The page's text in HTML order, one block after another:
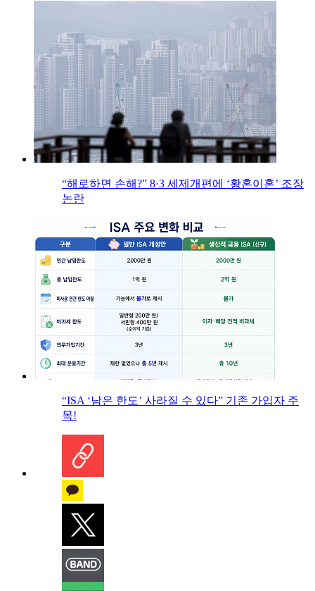
“해로하면 손해?” 8·3 세제개편에 ‘황혼이혼’ 조장
논란
“ISA ‘남은 한도’ 사라질 수 있다” 기존 가입자 주
목!